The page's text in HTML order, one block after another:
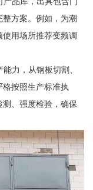
方案。例如，为潮
用场所推荐变频调
力，从钢板切割、
按照生产标准执
、强度检验，确保